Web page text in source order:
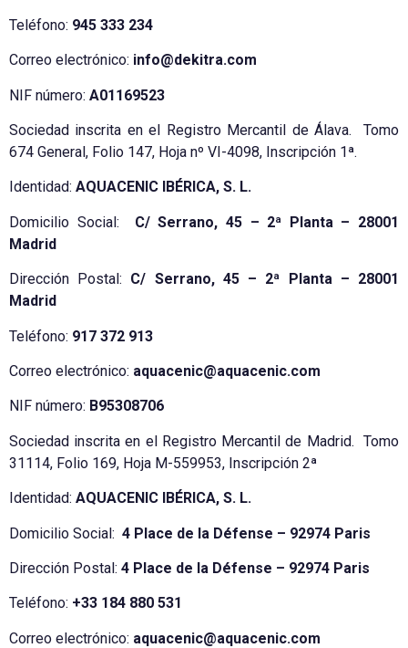
Teléfono: 945 333 234
Correo electrónico: info@dekitra.com
NIF número: A01169523
Sociedad inscrita en el Registro Mercantil de Álava. Tomo
674 General, Folio 147, Hoja nº VI-4098, Inscripción 1ª.
Identidad: AQUACENIC IBÉRICA, S. L.
Domicilio Social:
C/ Serrano, 45 – 2ª Planta – 28001
Madrid
Dirección Postal: C/ Serrano, 45 – 2ª Planta – 28001
Madrid
Teléfono: 917 372 913
Correo electrónico: aquacenic@aquacenic.com
NIF número: B95308706
Sociedad inscrita en el Registro Mercantil de Madrid. Tomo
31114, Folio 169, Hoja M-559953, Inscripción 2ª
Identidad: AQUACENIC IBÉRICA, S. L.
Domicilio Social: 4 Place de la Défense – 92974 Paris
Dirección Postal: 4 Place de la Défense – 92974 Paris
Teléfono: +33 184 880 531
Correo electrónico: aquacenic@aquacenic.com